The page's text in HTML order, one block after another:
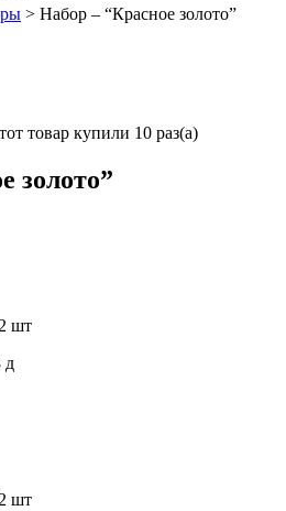
> Набор – “Красное золото”
товар купили 10 раз(а)
золото”
шт
д
шт